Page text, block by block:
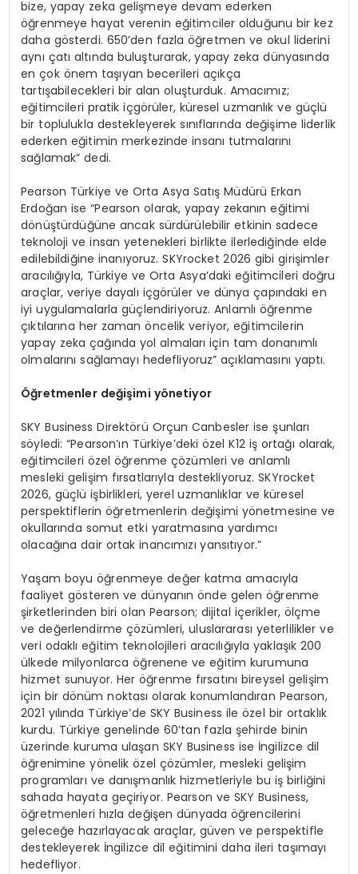
bize, yapay zeka gelişmeye devam ederken
öğrenmeye hayat verenin eğitimciler olduğunu bir kez
daha gösterdi. 650’den fazla öğretmen ve okul liderini
aynı çatı altında buluşturarak, yapay zeka dünyasında
en çok önem taşıyan becerileri açıkça
tartışabilecekleri bir alan oluşturduk. Amacımız;
eğitimcileri pratik içgörüler, küresel uzmanlık ve güçlü
bir toplulukla destekleyerek sınıflarında değişime liderlik
ederken eğitimin merkezinde insanı tutmalarını
sağlamak” dedi.
Pearson Türkiye ve Orta Asya Satış Müdürü Erkan
Erdoğan ise “Pearson olarak, yapay zekanın eğitimi
dönüştürdüğüne ancak sürdürülebilir etkinin sadece
teknoloji ve insan yetenekleri birlikte ilerlediğinde elde
edilebildiğine inanıyoruz. SKYrocket 2026 gibi girişimler
aracılığıyla, Türkiye ve Orta Asya’daki eğitimcileri doğru
araçlar, veriye dayalı içgörüler ve dünya çapındaki en
iyi uygulamalarla güçlendiriyoruz. Anlamlı öğrenme
çıktılarına her zaman öncelik veriyor, eğitimcilerin
yapay zeka çağında yol almaları için tam donanımlı
olmalarını sağlamayı hedefliyoruz” açıklamasını yaptı.
Öğretmenler değişimi yönetiyor
SKY Business Direktörü Orçun Canbesler ise şunları
söyledi: “Pearson’ın Türkiye’deki özel K12 iş ortağı olarak,
eğitimcileri özel öğrenme çözümleri ve anlamlı
mesleki gelişim fırsatlarıyla destekliyoruz. SKYrocket
2026, güçlü işbirlikleri, yerel uzmanlıklar ve küresel
perspektiflerin öğretmenlerin değişimi yönetmesine ve
okullarında somut etki yaratmasına yardımcı
olacağına dair ortak inancımızı yansıtıyor.”
Yaşam boyu öğrenmeye değer katma amacıyla
faaliyet gösteren ve dünyanın önde gelen öğrenme
şirketlerinden biri olan Pearson; dijital içerikler, ölçme
ve değerlendirme çözümleri, uluslararası yeterlilikler ve
veri odaklı eğitim teknolojileri aracılığıyla yaklaşık 200
ülkede milyonlarca öğrenene ve eğitim kurumuna
hizmet sunuyor. Her öğrenme fırsatını bireysel gelişim
için bir dönüm noktası olarak konumlandıran Pearson,
2021 yılında Türkiye’de SKY Business ile özel bir ortaklık
kurdu. Türkiye genelinde 60’tan fazla şehirde binin
üzerinde kuruma ulaşan SKY Business ise İngilizce dil
öğrenimine yönelik özel çözümler, mesleki gelişim
programları ve danışmanlık hizmetleriyle bu iş birliğini
sahada hayata geçiriyor. Pearson ve SKY Business,
öğretmenleri hızla değişen dünyada öğrencilerini
geleceğe hazırlayacak araçlar, güven ve perspektifle
destekleyerek İngilizce dil eğitimini daha ileri taşımayı
hedefliyor.